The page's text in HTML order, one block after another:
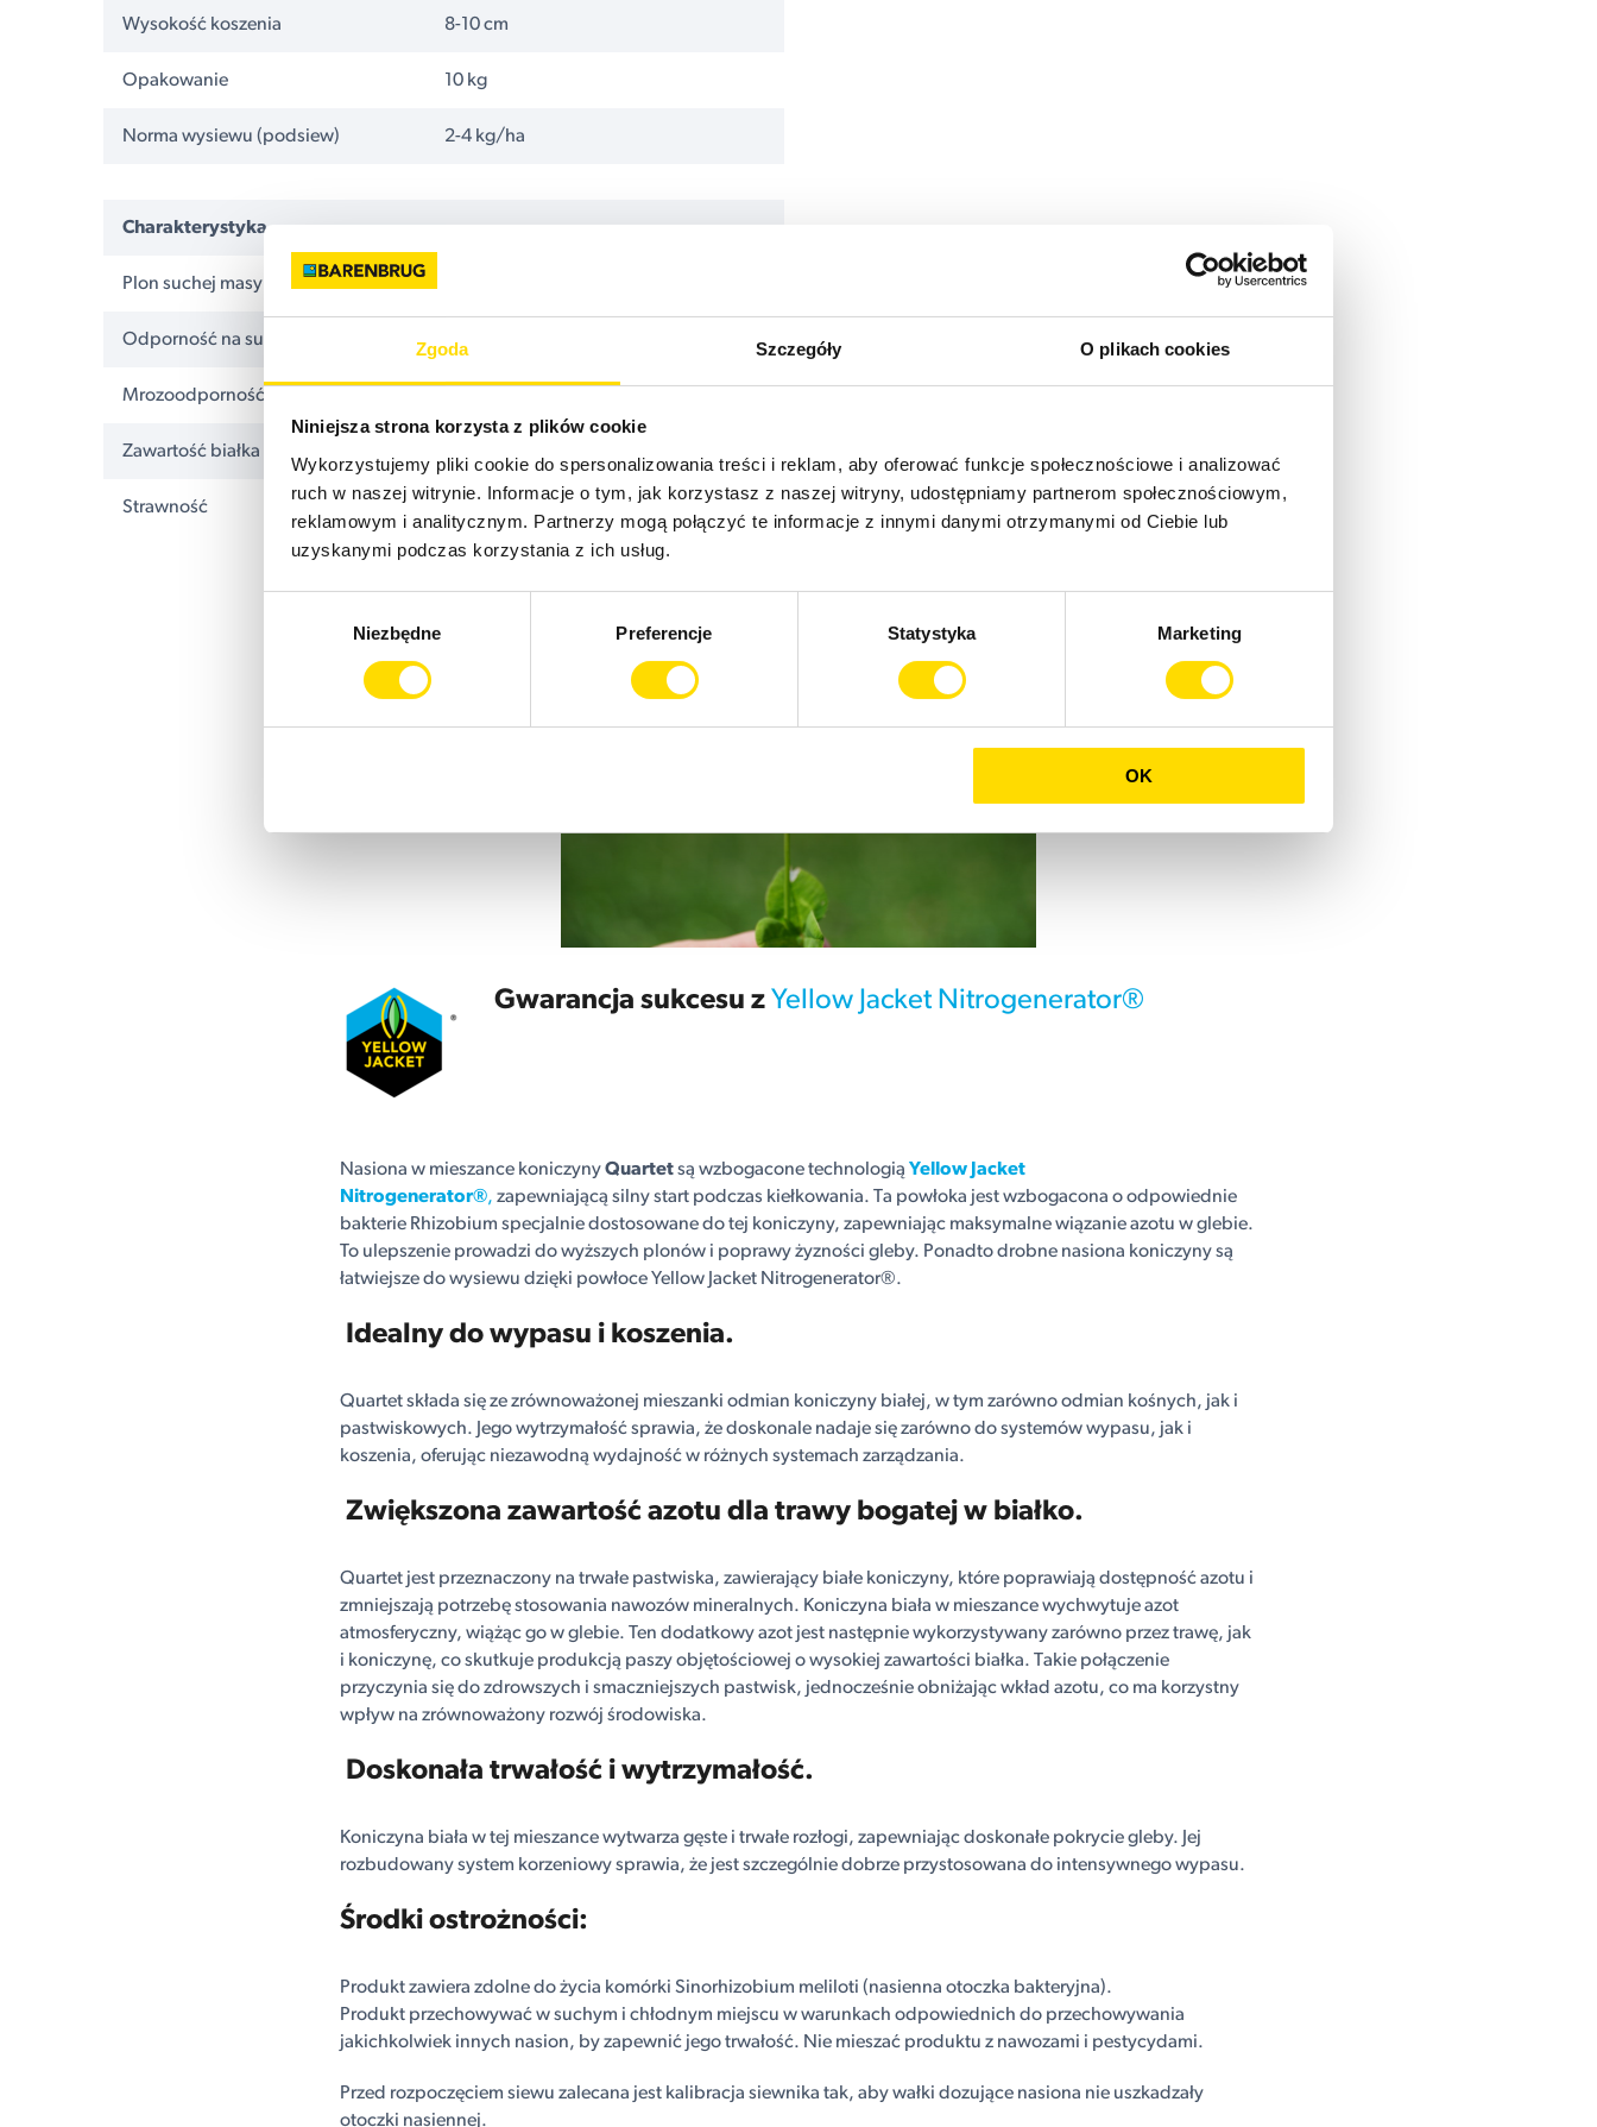
Zgoda Szczegóły O plikach cookies
Niniejsza strona korzysta z plików cookie
Wykorzystujemy pliki cookie do spersonalizowania treści i reklam, aby oferować funkcje społecznościowe i analizować
ruch w naszej witrynie. Informacje o tym, jak korzystasz z naszej witryny, udostępniamy partnerom społecznościowym,
reklamowym i analitycznym. Partnerzy mogą połączyć te informacje z innymi danymi otrzymanymi od Ciebie lub
uzyskanymi podczas korzystania z ich usług.
Niezbędne Preferencje Statystyka Marketing
OK
Wysokość koszenia 8-10 cm
Opakowanie 10 kg
Norma wysiewu (podsiew) 2-4 kg/ha
Charakterystyka
Plon suchej masy
Odporność na suszę
Mrozoodporność
Zawartość białka
Strawność
Gwarancja sukcesu z Yellow Jacket Nitrogenerator®
Nasiona w mieszance koniczynyQuartetsą wzbogacone technologią Yellow Jacket
Nitrogenerator®, zapewniającą silny start podczas kiełkowania. Ta powłoka jest wzbogacona o odpowiednie
bakterie Rhizobium specjalnie dostosowane do tej koniczyny, zapewniając maksymalne wiązanie azotu w glebie.
To ulepszenie prowadzi do wyższych plonów i poprawy żyzności gleby. Ponadto drobne nasiona koniczyny są
łatwiejsze do wysiewu dzięki powłoce Yellow Jacket Nitrogenerator®.
Idealny do wypasu i koszenia.
Quartet składa się ze zrównoważonej mieszanki odmian koniczyny białej, w tym zarówno odmian kośnych, jak i
pastwiskowych. Jego wytrzymałość sprawia, że ​​doskonale nadaje się zarówno do systemów wypasu, jak i
koszenia, oferując niezawodną wydajność w różnych systemach zarządzania.
Zwiększona zawartość azotu dla trawy bogatej w białko.
Quartet jest przeznaczony na trwałe pastwiska, zawierający białe koniczyny, które poprawiają dostępność azotu i
zmniejszają potrzebę stosowania nawozów mineralnych. Koniczyna biała w mieszance wychwytuje azot
atmosferyczny, wiążąc go w glebie. Ten dodatkowy azot jest następnie wykorzystywany zarówno przez trawę, jak
i koniczynę, co skutkuje produkcją paszy objętościowej o wysokiej zawartości białka. Takie połączenie
przyczynia się do zdrowszych i smaczniejszych pastwisk, jednocześnie obniżając wkład azotu, co ma korzystny
wpływ na zrównoważony rozwój środowiska.
Doskonała trwałość i wytrzymałość.
Koniczyna biała w tej mieszance wytwarza gęste i trwałe rozłogi, zapewniając doskonałe pokrycie gleby. Jej
rozbudowany system korzeniowy sprawia, że ​​jest szczególnie dobrze przystosowana do intensywnego wypasu.
Środki ostrożności:
Produkt zawiera zdolne do życia komórki Sinorhizobium meliloti (nasienna otoczka bakteryjna).
Produkt przechowywać w suchym i chłodnym miejscu w warunkach odpowiednich do przechowywania
jakichkolwiek innych nasion, by zapewnić jego trwałość. Nie mieszać produktu z nawozami i pestycydami.
Przed rozpoczęciem siewu zalecana jest kalibracja siewnika tak, aby wałki dozujące nasiona nie uszkadzały
otoczki nasiennej.